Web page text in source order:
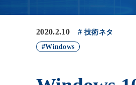
2020.2.10
技術ネタ
Windows